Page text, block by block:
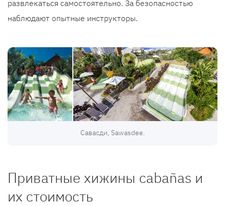
развлекаться самостоятельно. За безопасностью
наблюдают опытные инструкторы.
Савасди, Sawasdee.
Приватные хижины cabañas и
их стоимость